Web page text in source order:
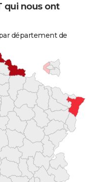
qui nous ont
département de